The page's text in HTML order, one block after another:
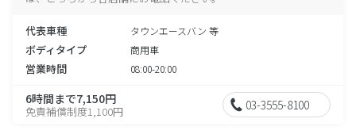
代表車種 タウンエースバン 等
ボディタイプ 商用車
営業時間 08:00-20:00
6時間まで7,150円
免責補償制度1,100円 03-3555-8100